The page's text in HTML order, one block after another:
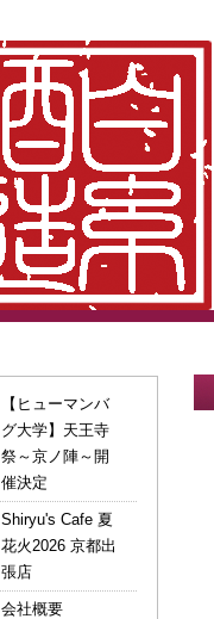
【ヒューマンバ
グ大学】天王寺
祭～京ノ陣～開
催決定
Shiryu's Cafe 夏
花火2026 京都出
張店
会社概要